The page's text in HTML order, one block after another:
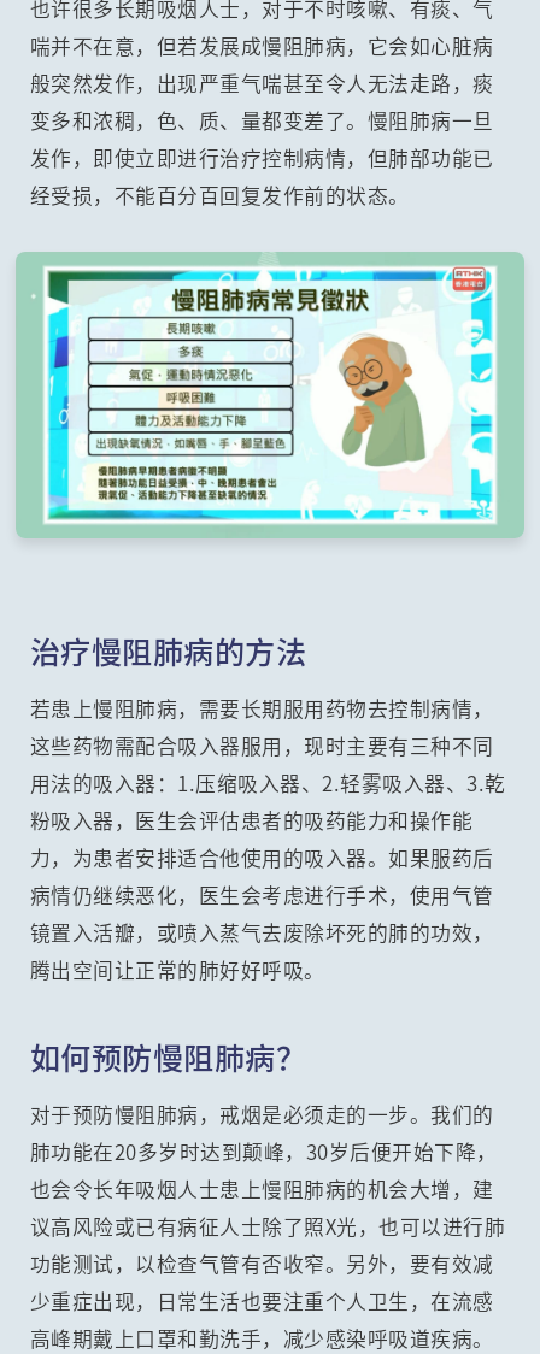
也许很多长期吸烟人士，对于不时咳嗽、有痰、气
喘并不在意，但若发展成慢阻肺病，它会如心脏病
般突然发作，出现严重气喘甚至令人无法走路，痰
变多和浓稠，色、质、量都变差了。慢阻肺病一旦
发作，即使立即进行治疗控制病情，但肺部功能已
经受损，不能百分百回复发作前的状态。
治疗慢阻肺病的方法
若患上慢阻肺病，需要长期服用药物去控制病情，
这些药物需配合吸入器服用，现时主要有三种不同
用法的吸入器：1.压缩吸入器、2.轻雾吸入器、3.乾
粉吸入器，医生会评估患者的吸药能力和操作能
力，为患者安排适合他使用的吸入器。如果服药后
病情仍继续恶化，医生会考虑进行手术，使用气管
镜置入活瓣，或喷入蒸气去废除坏死的肺的功效，
腾出空间让正常的肺好好呼吸。
如何预防慢阻肺病？
对于预防慢阻肺病，戒烟是必须走的一步。我们的
肺功能在20多岁时达到颠峰，30岁后便开始下降，
也会令长年吸烟人士患上慢阻肺病的机会大增，建
议高风险或已有病征人士除了照X光，也可以进行肺
功能测试，以检查气管有否收窄。另外，要有效减
少重症出现，日常生活也要注重个人卫生，在流感
高峰期戴上口罩和勤洗手，减少感染呼吸道疾病。